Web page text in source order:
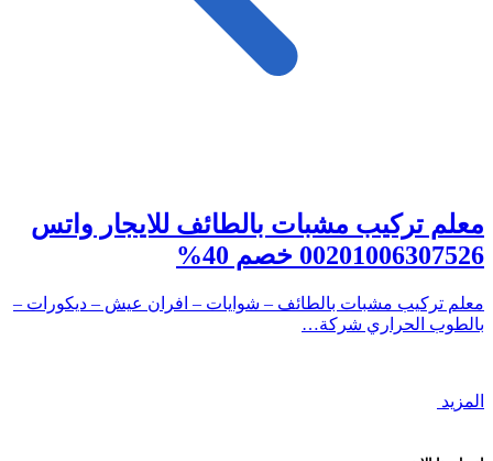
معلم تركيب مشبات بالطائف للايجار واتس
00201006307526 خصم 40%
معلم تركيب مشبات بالطائف – شوايات – افران عيش – ديكورات –
بالطوب الحراري شركة…
المزيد